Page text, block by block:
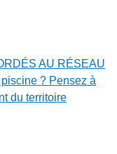
AU RÉSEAU
? Pensez à
du territoire